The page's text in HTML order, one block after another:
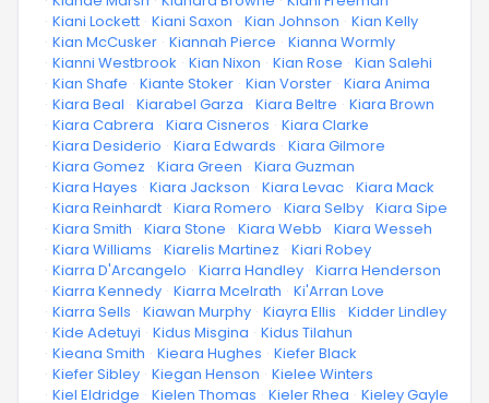
· Kiani Lockett · Kiani Saxon · Kian Johnson · Kian Kelly
· Kian McCusker · Kiannah Pierce · Kianna Wormly
· Kianni Westbrook · Kian Nixon · Kian Rose · Kian Salehi
· Kian Shafe · Kiante Stoker · Kian Vorster · Kiara Anima
· Kiara Beal · Kiarabel Garza · Kiara Beltre · Kiara Brown
· Kiara Cabrera · Kiara Cisneros · Kiara Clarke
· Kiara Desiderio · Kiara Edwards · Kiara Gilmore
· Kiara Gomez · Kiara Green · Kiara Guzman
· Kiara Hayes · Kiara Jackson · Kiara Levac · Kiara Mack
· Kiara Reinhardt · Kiara Romero · Kiara Selby · Kiara Sipe
· Kiara Smith · Kiara Stone · Kiara Webb · Kiara Wesseh
· Kiara Williams · Kiarelis Martinez · Kiari Robey
· Kiarra D'Arcangelo · Kiarra Handley · Kiarra Henderson
· Kiarra Kennedy · Kiarra Mcelrath · Ki'Arran Love
· Kiarra Sells · Kiawan Murphy · Kiayra Ellis · Kidder Lindley
· Kide Adetuyi · Kidus Misgina · Kidus Tilahun
· Kieana Smith · Kieara Hughes · Kiefer Black
· Kiefer Sibley · Kiegan Henson · Kielee Winters
· Kiel Eldridge · Kielen Thomas · Kieler Rhea · Kieley Gayle